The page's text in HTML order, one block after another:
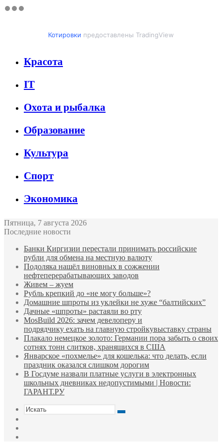
Котировки предоставлены TradingView
Красота
IT
Охота и рыбалка
Образование
Культура
Спорт
Экономика
Пятница, 7 августа 2026
Последние новости
Банки Киргизии перестали принимать российские
рубли для обмена на местную валюту
Подоляка нашёл виновных в сожжении
нефтеперерабатывающих заводов
Живем – жуем
Рубль крепкий до «не могу больше»?
Домашние шпроты из уклейки не хуже “балтийских”
Дачные «шпроты» растаяли во рту
MosBuild 2026: зачем девелоперу и
подрядчиĸу ехать на главную стройĸувыставĸу страны
Плакало немецкое золото: Германии пора забыть о своих
сотнях тонн слитков, хранящихся в США
Январское «похмелье» для кошелька: что делать, если
праздник оказался слишком дорогим
В Госдуме назвали платные услуги в электронных
школьных дневниках недопустимыми | Новости:
ГАРАНТ.РУ
Искать